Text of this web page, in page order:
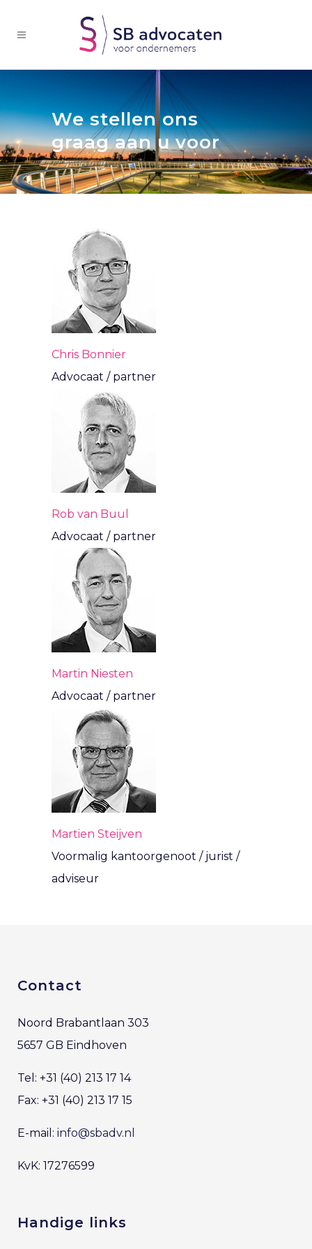
We stellen ons
graag aan u voor
Chris Bonnier
Advocaat / partner
Rob van Buul
Advocaat / partner
Martin Niesten
Advocaat / partner
Martien Steijven
Voormalig kantoorgenoot / jurist /
adviseur
Contact
Noord Brabantlaan 303
5657 GB Eindhoven
Tel: +31 (40) 213 17 14
Fax: +31 (40) 213 17 15
E-mail: info@sbadv.nl
KvK: 17276599
Handige links